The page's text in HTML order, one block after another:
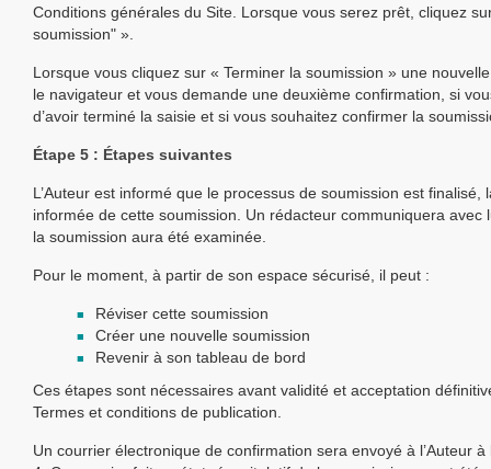
Conditions générales du Site. Lorsque vous serez prêt, cliquez
soumission" ».
Lorsque vous cliquez sur « Terminer la soumission » une
le navigateur et vous demande une deuxième confirmation, si
d’avoir terminé la saisie et si vous souhaitez confirmer la
Étape 5 : Étapes suivantes
L’Auteur est informé que le processus de soumission est finalisé,
informée de cette soumission. Un rédacteur communiquera avec
la soumission aura été examinée.
Pour le moment, à partir de son espace sécurisé, il peut :
Réviser cette soumission
Créer une nouvelle soumission
Revenir à son tableau de bord
Ces étapes sont nécessaires avant validité et acceptation
Termes et conditions de publication.
Un courrier électronique de confirmation sera envoyé à l’Auteur à